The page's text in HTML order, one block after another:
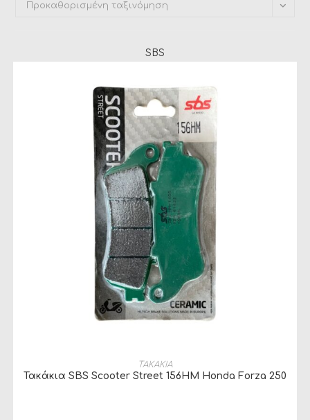
Προκαθορισμένη ταξινόμηση
SBS
ΠΡΟΣΘΉΚΗ ΣΤΟ ΚΑΛΆΘΙ
ΤΑΚΑΚΙΑ
Τακάκια SBS Scooter Street 156HM Honda Forza 250